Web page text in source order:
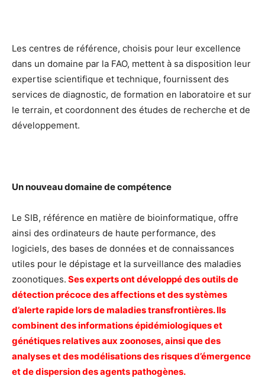
Les centres de référence, choisis pour leur excellence
dans un domaine par la FAO, mettent à sa disposition leur
expertise scientifique et technique, fournissent des
services de diagnostic, de formation en laboratoire et sur
le terrain, et coordonnent des études de recherche et de
développement.
Un nouveau domaine de compétence
Le SIB, référence en matière de bioinformatique, offre
ainsi des ordinateurs de haute performance, des
logiciels, des bases de données et de connaissances
utiles pour le dépistage et la surveillance des maladies
zoonotiques. Ses experts ont développé des outils de
détection précoce des affections et des systèmes
d’alerte rapide lors de maladies transfrontières. Ils
combinent des informations épidémiologiques et
génétiques relatives aux zoonoses, ainsi que des
analyses et des modélisations des risques d’émergence
et de dispersion des agents pathogènes.